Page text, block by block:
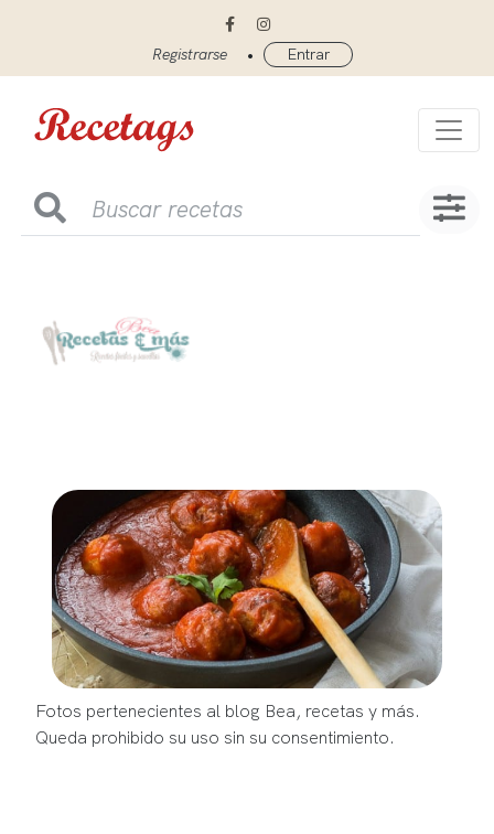
Registrarse • Entrar
Fotos pertenecientes al blog Bea, recetas y más.
Queda prohibido su uso sin su consentimiento.